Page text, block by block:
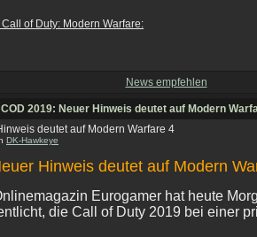
of Duty: Modern Warfare:
News empfehlen
2019: Neuer Hinweis deutet auf Modern
deutet auf Modern Warfare 4
DK-Hawkeye
Hinweis deutet auf Modern
Eurogamer hat heute
die Call of Duty 2019 bei einer